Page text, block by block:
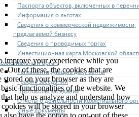
Паспорта объектов, включенных в
Информация о льготах
Сведения о коммерческой недвижимости,
предлагаемой бизнесу
Сведения о проводимых торгах
Инвестиционная карта Московской
орган
Регламентирующие документы
График заседаний
Протоколы заседаний
Отчеты о деятельности коллегиального
Иные документы
improve your experience while you
Out of these, the cookies that are
stored on your browser as they are
functionalities of the website. We
help us analyze and understand how
will be stored in your browser
have the option to opt-out of these